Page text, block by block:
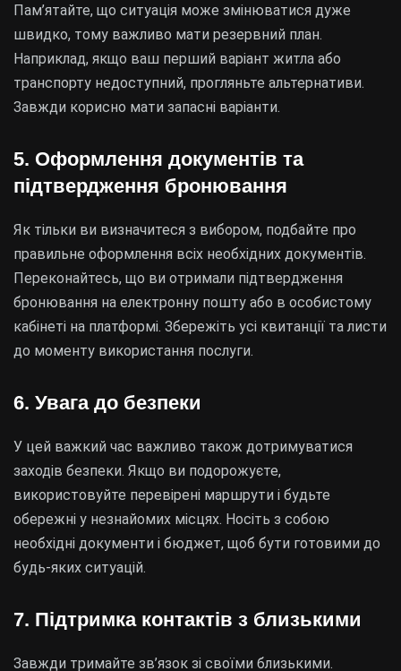
Пам’ятайте, що ситуація може змінюватися дуже
швидко, тому важливо мати резервний план.
Наприклад, якщо ваш перший варіант житла або
транспорту недоступний, прогляньте альтернативи.
Завжди корисно мати запасні варіанти.
5. Оформлення документів та
підтвердження бронювання
Як тільки ви визначитеся з вибором, подбайте про
правильне оформлення всіх необхідних документів.
Переконайтесь, що ви отримали підтвердження
бронювання на електронну пошту або в особистому
кабінеті на платформі. Збережіть усі квитанції та листи
до моменту використання послуги.
6. Увага до безпеки
У цей важкий час важливо також дотримуватися
заходів безпеки. Якщо ви подорожуєте,
використовуйте перевірені маршрути і будьте
обережні у незнайомих місцях. Носіть з собою
необхідні документи і бюджет, щоб бути готовими до
будь-яких ситуацій.
7. Підтримка контактів з близькими
Завжди тримайте зв’язок зі своїми близькими.